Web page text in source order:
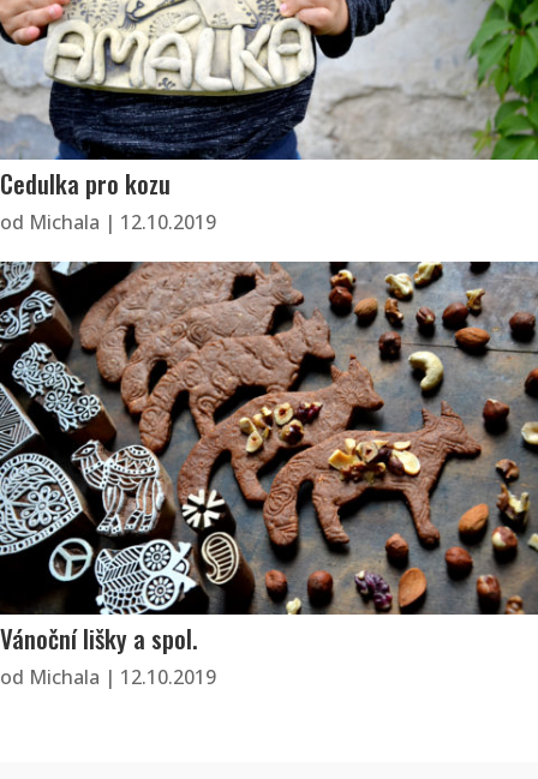
Cedulka pro kozu
od Michala | 12.10.2019
Vánoční lišky a spol.
od Michala | 12.10.2019